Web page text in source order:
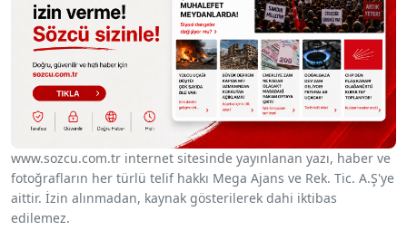
www.sozcu.com.tr internet sitesinde yayınlanan yazı, haber ve
fotoğrafların her türlü telif hakkı Mega Ajans ve Rek. Tic. A.Ş'ye
aittir. İzin alınmadan, kaynak gösterilerek dahi iktibas
edilemez.